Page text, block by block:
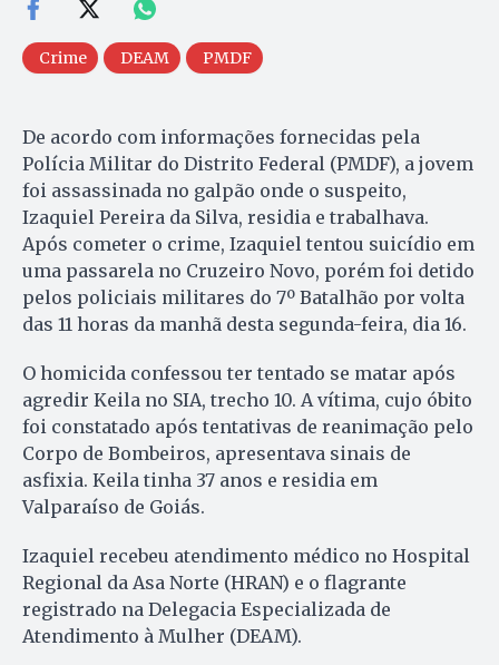
Crime DEAM PMDF
De acordo com informações fornecidas pela
Polícia Militar do Distrito Federal (PMDF), a jovem
foi assassinada no galpão onde o suspeito,
Izaquiel Pereira da Silva, residia e trabalhava.
Após cometer o crime, Izaquiel tentou suicídio em
uma passarela no Cruzeiro Novo, porém foi detido
pelos policiais militares do 7º Batalhão por volta
das 11 horas da manhã desta segunda-feira, dia 16.
O homicida confessou ter tentado se matar após
agredir Keila no SIA, trecho 10. A vítima, cujo óbito
foi constatado após tentativas de reanimação pelo
Corpo de Bombeiros, apresentava sinais de
asfixia. Keila tinha 37 anos e residia em
Valparaíso de Goiás.
Izaquiel recebeu atendimento médico no Hospital
Regional da Asa Norte (HRAN) e o flagrante
registrado na Delegacia Especializada de
Atendimento à Mulher (DEAM).